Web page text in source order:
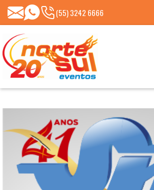
NORTESUL@NORTESULEVENTOS.COM.BR
99661-
8213
(55) 3242 6666